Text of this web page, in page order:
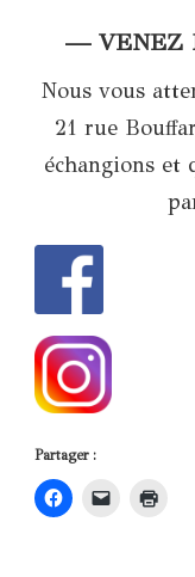
— VENEZ
Nous vous
21 rue
échangions et
Partager :